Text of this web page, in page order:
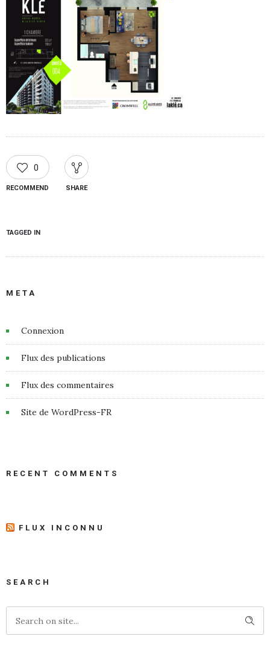
0
RECOMMEND SHARE
TAGGED IN
META
Connexion
Flux des publications
Flux des commentaires
Site de WordPress-FR
RECENT COMMENTS
FLUX INCONNU
SEARCH